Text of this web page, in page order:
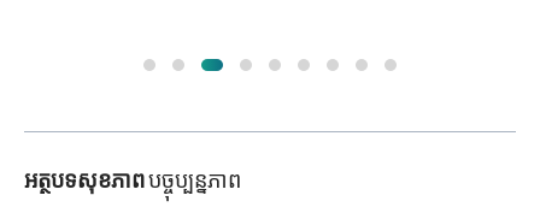
អត្ថបទសុខភាពបច្ចុប្បន្នភាព